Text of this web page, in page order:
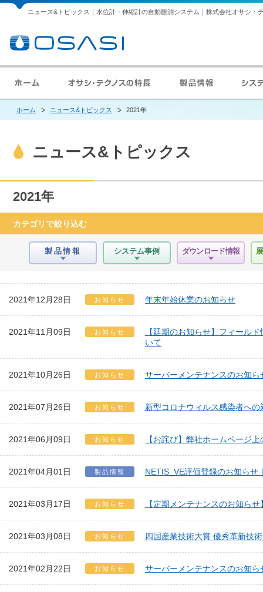
ニュース&トピックス｜水位計・伸縮計の自動観測システム｜株式会社オサシ・
ホーム ニュース&トピックス 2021年
ニュース&トピックス
2021年
カテゴリで絞り込む
製品情報 システム事例 ダウンロード情報
2021年12月28日 お知らせ 年末年始休業のお知らせ
2021年11月09日 お知らせ
【延期のお知らせ】フィール
いて
2021年10月26日 お知らせ サーバーメンテナンスのお知ら
2021年07月26日 お知らせ 新型コロナウィルス感染者へ
2021年06月09日 お知らせ 【お詫び】弊社ホームページ
2021年04月01日 製品情報 NETIS_VE評価登録のお知らせ
2021年03月17日 お知らせ 【定期メンテナンスのお知ら
2021年03月08日 お知らせ 四国産業技術大賞 優秀革新技
2021年02月22日 お知らせ サーバーメンテナンスのお知ら